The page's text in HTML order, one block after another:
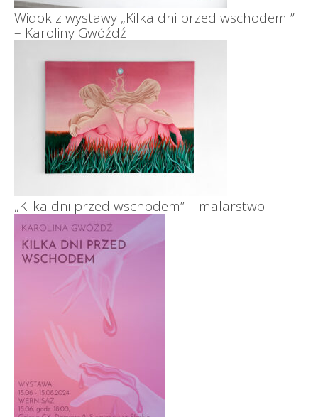
Widok z wystawy „Kilka dni przed wschodem ”
– Karoliny Gwóźdź
„Kilka dni przed wschodem” – malarstwo